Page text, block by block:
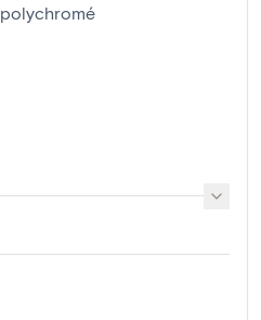
polychromé